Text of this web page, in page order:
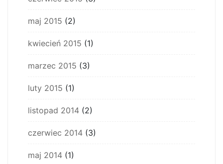
maj 2015 (2)
kwiecień 2015 (1)
marzec 2015 (3)
luty 2015 (1)
listopad 2014 (2)
czerwiec 2014 (3)
maj 2014 (1)